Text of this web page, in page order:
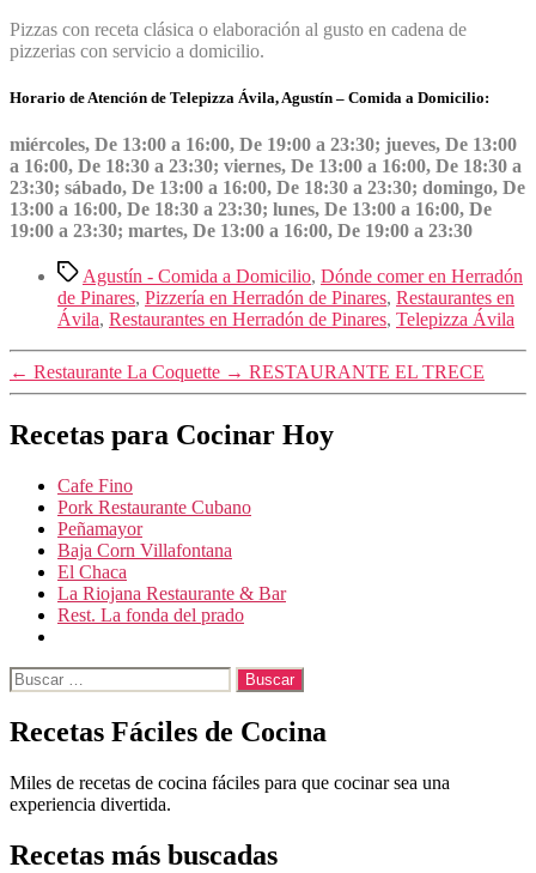
Pizzas con receta clásica o elaboración al gusto en cadena de
pizzerias con servicio a domicilio.
Horario de Atención de Telepizza Ávila, Agustín – Comida a Domicilio:
miércoles, De 13:00 a 16:00, De 19:00 a 23:30; jueves, De 13:00
a 16:00, De 18:30 a 23:30; viernes, De 13:00 a 16:00, De 18:30 a
23:30; sábado, De 13:00 a 16:00, De 18:30 a 23:30; domingo, De
13:00 a 16:00, De 18:30 a 23:30; lunes, De 13:00 a 16:00, De
19:00 a 23:30; martes, De 13:00 a 16:00, De 19:00 a 23:30
Etiquetas
Agustín - Comida a Domicilio, Dónde comer en Herradón
de Pinares, Pizzería en Herradón de Pinares, Restaurantes en
Ávila, Restaurantes en Herradón de Pinares, Telepizza Ávila
← Restaurante La Coquette → RESTAURANTE EL TRECE
Recetas para Cocinar Hoy
Cafe Fino
Pork Restaurante Cubano
Peñamayor
Baja Corn Villafontana
El Chaca
La Riojana Restaurante & Bar
Rest. La fonda del prado
Buscar:
Recetas Fáciles de Cocina
Miles de recetas de cocina fáciles para que cocinar sea una
experiencia divertida.
Recetas más buscadas